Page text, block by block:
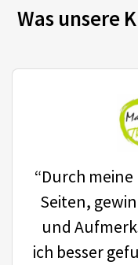
Was unsere
“Durch
Seiten,
und
ich besser